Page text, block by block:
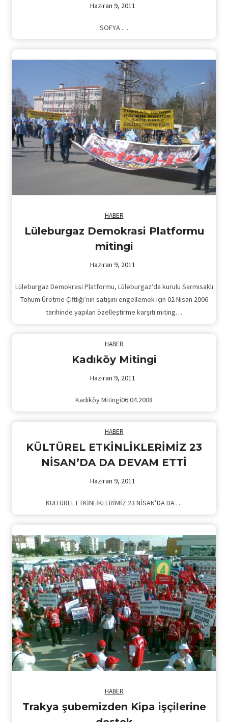
Haziran 9, 2011
SOFYA …
HABER
Lüleburgaz Demokrasi Platformu
mitingi
Haziran 9, 2011
Lüleburgaz Demokrasi Platformu, Lüleburgaz’da kurulu Sarmısaklı
Tohum Üretme Çiftliği’nin satışını engellemek için 02 Nisan 2006
tarihinde yapılan özelleştirme karşıtı miting…
HABER
Kadıköy Mitingi
Haziran 9, 2011
Kadıköy Mitingi06.04.2008
HABER
KÜLTÜREL ETKİNLİKLERİMİZ 23
NİSAN’DA DA DEVAM ETTİ
Haziran 9, 2011
KÜLTÜREL ETKİNLİKLERİMİZ 23 NİSAN’DA DA …
HABER
Trakya şubemizden Kipa işçilerine